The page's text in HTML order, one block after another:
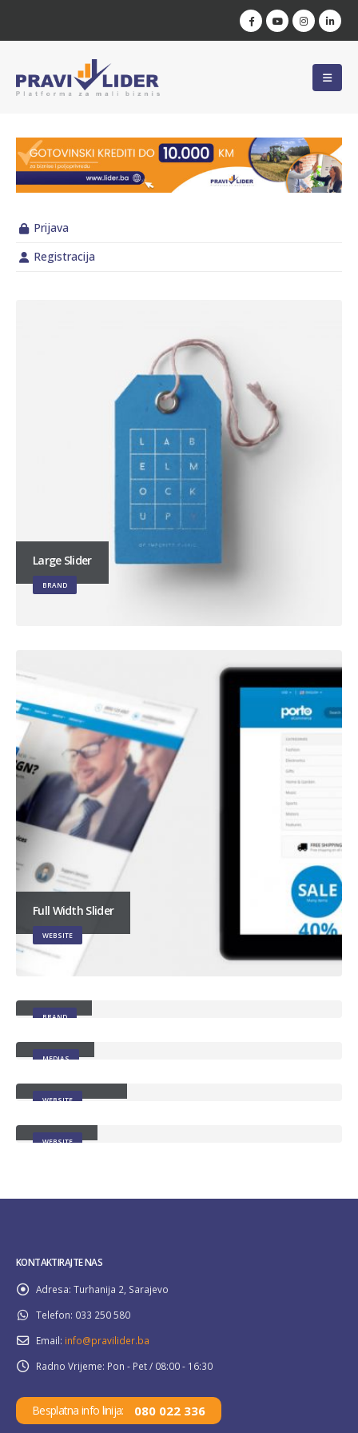
Prijava
Registracija
Large Slider
BRAND
Full Width Slider
WEBSITE
BRAND
MEDIAS
WEBSITE
WEBSITE
KONTAKTIRAJTE NAS
Adresa: Turhanija 2, Sarajevo
Telefon: 033 250 580
Email: info@pravilider.ba
Radno Vrijeme: Pon - Pet / 08:00 - 16:30
Besplatna info linija: 080 022 336